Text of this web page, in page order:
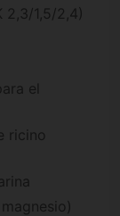
2,3/1,5/2,4)
el
ricino